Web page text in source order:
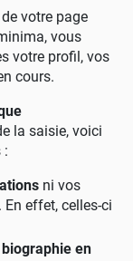
votre page
vous
votre profil, vos
cours.
la saisie, voici
:
ni vos
effet, celles-ci
en